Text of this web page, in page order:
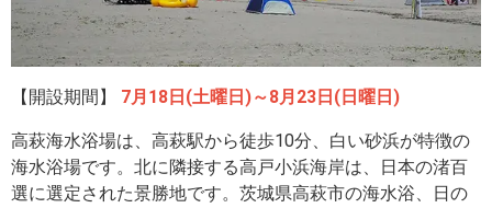
【開設期間】 7月18日(土曜日)～8月23日(日曜日)
高萩海水浴場は、高萩駅から徒歩10分、白い砂浜が特徴の
海水浴場です。北に隣接する高戸小浜海岸は、日本の渚百
選に選定された景勝地です。茨城県高萩市の海水浴、日の